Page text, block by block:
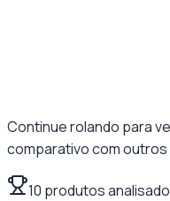
Continue rolando para
comparativo com outros
10 produtos